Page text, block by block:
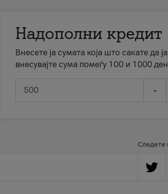
Надополни кредит
Внесете ја сумата која што сакате да
внесувајте сума помеѓу 100 и 1000
-
Следете